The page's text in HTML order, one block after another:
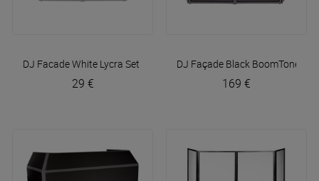
DJ Facade White Lycra Set BoomTone DJ
29 €
DJ Façade Black BoomTone DJ
169 €